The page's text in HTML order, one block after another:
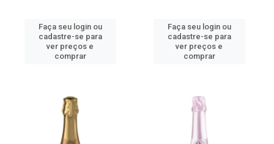
Faça seu login ou
cadastre-se para
ver preços e
comprar
Faça seu login ou
cadastre-se para
ver preços e
comprar